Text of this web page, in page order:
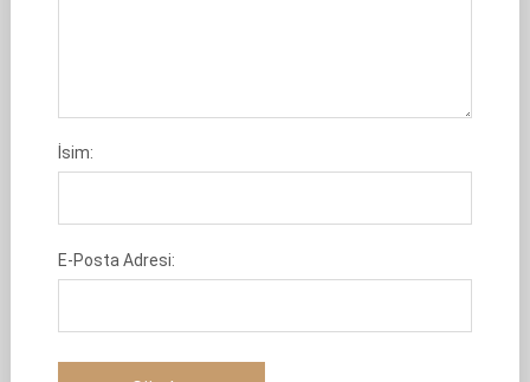
İsim:
E-Posta Adresi: